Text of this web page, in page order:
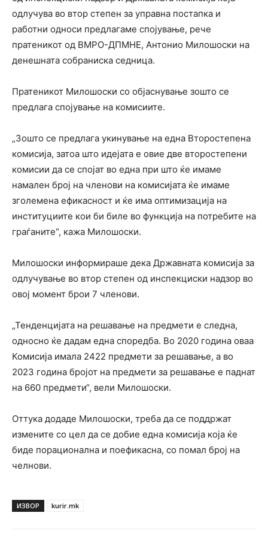
одлучува во втор степен за управна постапка и
работни односи предлагаме спојување, рече
пратеникот од ВМРО-ДПМНЕ, Антонио Милошоски на
денешната собраниска седница.
Пратеникот Милошоски со објаснување зошто се
предлага спојување на комисиите.
„Зошто се предлага укинување на една Второстепена
комисија, затоа што идејата е овие две второстепени
комисии да се спојат во една при што ќе имаме
намален број на членови на комисијата ќе имаме
зголемена ефикасност и ќе има оптимизација на
институциите кои би биле во функција на потребите на
граѓаните“, кажа Милошоски.
Милошоски информираше дека Државната комисија за
одлучување во втор степен од инспекциски надзор во
овој момент брои 7 членови.
„Тенденцијата на решавање на предмети е следна,
односно ќе дадам една споредба. Во 2020 година оваа
Комисија имала 2422 предмети за решавање, а во
2023 година бројот на предмети за решавање е паднат
на 660 предмети“, вели Милошоски.
Оттука додаде Милошоски, треба да се поддржат
измените со цел да се добие една комисија која ќе
биде порационална и поефикасна, со помал број на
челнови.
ИЗВОР kurir.mk